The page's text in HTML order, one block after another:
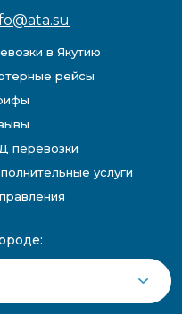
в Якутию
рейсы
перевозки
услуги